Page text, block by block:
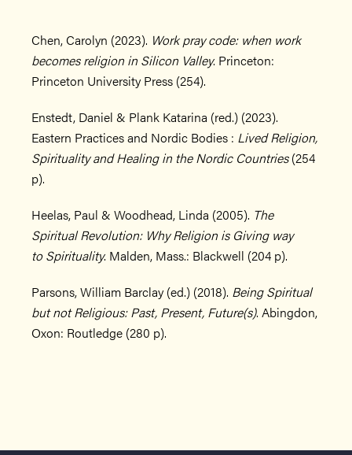
Chen, Carolyn (2023). Work pray code: when work
becomes religion in Silicon Valley. Princeton:
Princeton University Press (254).
Enstedt, Daniel & Plank Katarina (red.) (2023).
Eastern Practices and Nordic Bodies : Lived Religion,
Spirituality and Healing in the Nordic Countries(254
p).
Heelas, Paul & Woodhead, Linda (2005). The
Spiritual Revolution: Why Religion is Giving way
to Spirituality. Malden, Mass.: Blackwell (204 p).
Parsons, William Barclay (ed.) (2018). Being Spiritual
but not Religious: Past, Present, Future(s). Abingdon,
Oxon: Routledge (280 p).